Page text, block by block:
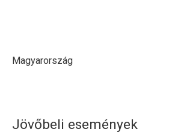
Magyarország
Jövőbeli események